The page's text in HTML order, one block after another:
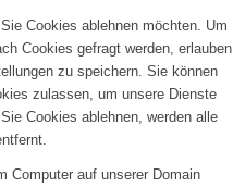
Cookies ablehnen möchten. Um
Cookies gefragt werden, erlauben
zu speichern. Sie können
zulassen, um unsere Dienste
Cookies ablehnen, werden alle
Computer auf unserer Domain